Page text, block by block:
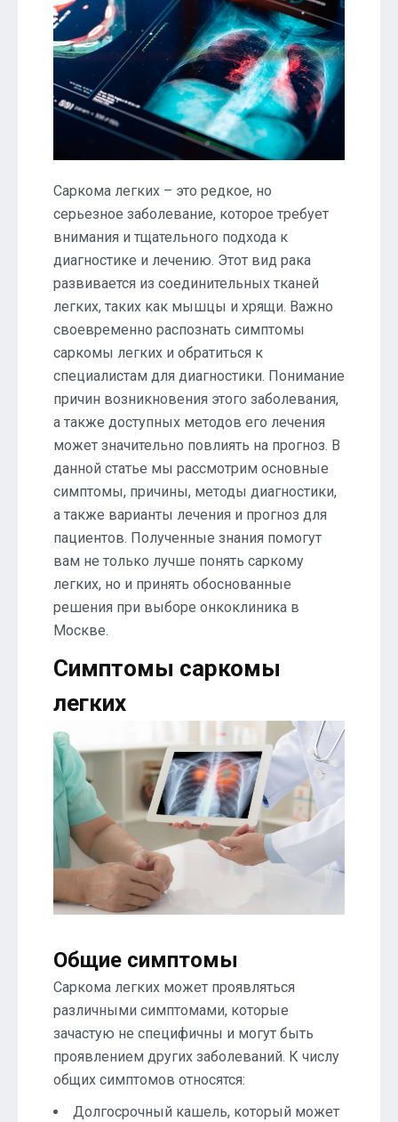
Саркома легких – это редкое, но
серьезное заболевание, которое требует
внимания и тщательного подхода к
диагностике и лечению. Этот вид рака
развивается из соединительных тканей
легких, таких как мышцы и хрящи. Важно
своевременно распознать симптомы
саркомы легких и обратиться к
специалистам для диагностики. Понимание
причин возникновения этого заболевания,
а также доступных методов его лечения
может значительно повлиять на прогноз. В
данной статье мы рассмотрим основные
симптомы, причины, методы диагностики,
а также варианты лечения и прогноз для
пациентов. Полученные знания помогут
вам не только лучше понять саркому
легких, но и принять обоснованные
решения при выборе онкоклиника в
Москве.
Симптомы саркомы
легких
Общие симптомы
Саркома легких может проявляться
различными симптомами, которые
зачастую не специфичны и могут быть
проявлением других заболеваний. К числу
общих симптомов относятся:
Долгосрочный кашель, который может